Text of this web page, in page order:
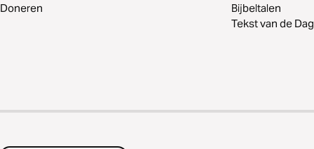
Doneren
Bijbeltalen
Tekst van de Dag